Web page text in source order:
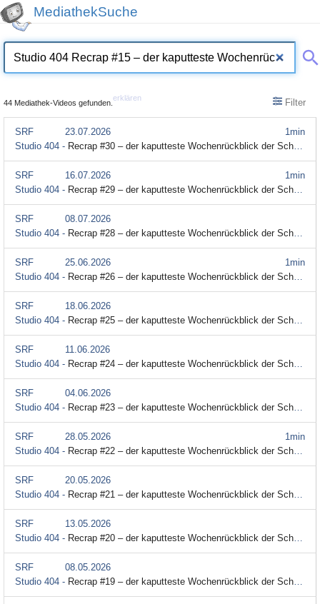
MediathekSuche
44 Mediathek-Videos gefunden.
erklären Filter
1min
SRF
23.07.2026
Studio 404 - Recrap #30 – der kaputteste Wochenrückblick der Schweiz
1min
SRF
16.07.2026
Studio 404 - Recrap #29 – der kaputteste Wochenrückblick der Schweiz
SRF
08.07.2026
Studio 404 - Recrap #28 – der kaputteste Wochenrückblick der Schweiz
1min
SRF
25.06.2026
Studio 404 - Recrap #26 – der kaputteste Wochenrückblick der Schweiz
SRF
18.06.2026
Studio 404 - Recrap #25 – der kaputteste Wochenrückblick der Schweiz
SRF
11.06.2026
Studio 404 - Recrap #24 – der kaputteste Wochenrückblick der Schweiz
SRF
04.06.2026
Studio 404 - Recrap #23 – der kaputteste Wochenrückblick der Schweiz
1min
SRF
28.05.2026
Studio 404 - Recrap #22 – der kaputteste Wochenrückblick der Schweiz
SRF
20.05.2026
Studio 404 - Recrap #21 – der kaputteste Wochenrückblick der Schweiz
SRF
13.05.2026
Studio 404 - Recrap #20 – der kaputteste Wochenrückblick der Schweiz
SRF
08.05.2026
Studio 404 - Recrap #19 – der kaputteste Wochenrückblick der Schweiz